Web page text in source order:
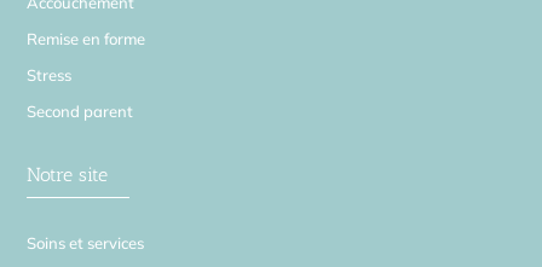
Remise en forme
Stress
Second parent
Notre site
Soins et services